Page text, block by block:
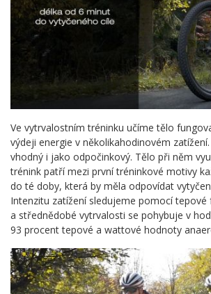
Ve vytrvalostním tréninku učíme tělo
výdeji energie v několikahodinovém
vhodný i jako odpočinkový. Tělo při něm
trénink patří mezi první tréninkové motivy
do té doby, která by měla odpovídat
Intenzitu zatížení sledujeme pomocí
a střednědobé vytrvalosti se pohybuje v
93 procent tepové a wattové hodnoty